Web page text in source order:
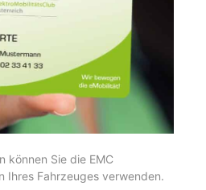
können Sie die EMC
Ihres Fahrzeuges verwenden.